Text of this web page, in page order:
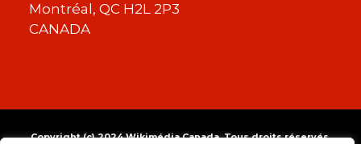
Montréal, QC H2L 2P3
CANADA
Copyright (c) 2024 Wikimédia Canada. Tous droits réservés.